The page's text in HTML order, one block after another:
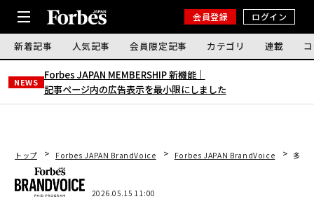
会員登録 ログイン
新着記事 人気記事 会員限定記事 カテゴリ 連載
NEWS
Forbes JAPAN MEMBERSHIP 新機能｜
記事ページ内の広告表示を最小限にしました
トップ Forbes JAPAN BrandVoice Forbes JAPAN BrandVoice 多様
2026.05.15 11:00